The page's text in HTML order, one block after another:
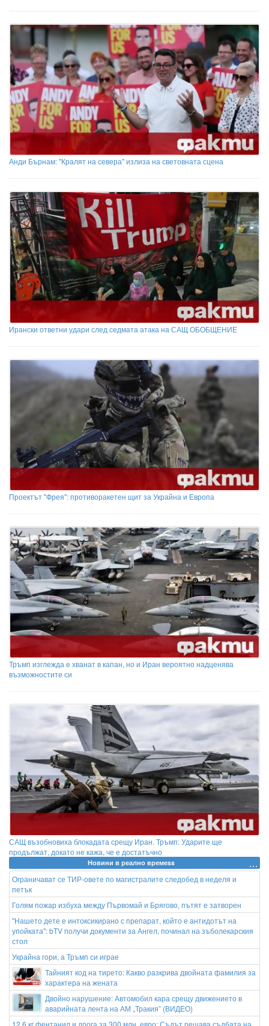
Анди Бърнам: "Кралят на севера" излиза на световната сцена
Ирански ответни удари след седмата атака на САЩ ОБОБЩЕНИЕ
Проектът "Фрея": противоракетен щит за Украйна и Европа
Тръмп изглежда е хванат в капан, но и Иран вероятно надценява
възможностите си
САЩ възобновиха блокадата срещу Иран. Тръмп: Ударите ще
продължат, докато не кажа, че е достатъчно
Новини в реално времеss
Ограничават се ТИР-овете по магистралите следобед в неделя и
петък
Голям пожар избуха между Първомай и Брягово, пътят е затворен
"Нашето дете е интоксикирано с препарат, който е антидотът на
упойката": bTV получи документи за Ангел, починал на зъболекарския
стол
Украйна гори, а Тръмп си играе
Тайният код на тирето: Какво разкрива двойната фамилия за
характера на жената
Двойно нарушение: Автомобил кара срещу движението в
аварийната лента на АМ „Тракия” (ВИДЕО)
12,6 кг фентанил и дрога за 300 млн. евро: Съдът решава съдбата на